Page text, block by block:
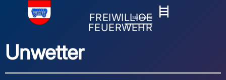
FREIWILLIGE
FEUERWEHR
Stapelfeld
Unwetter